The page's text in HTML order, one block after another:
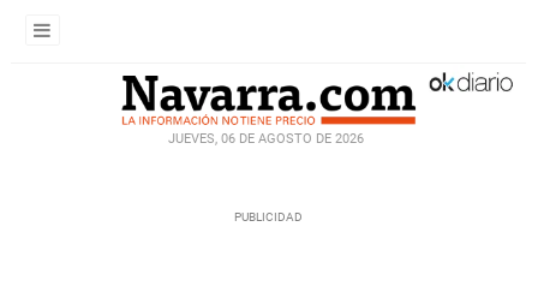
JUEVES, 06 DE AGOSTO DE 2026